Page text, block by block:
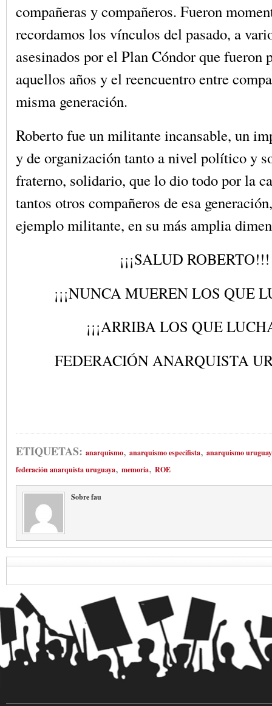
compañeras y compañeros. Fueron
recordamos los vínculos del pasado, a
asesinados por el Plan Cóndor que fueron
aquellos años y el reencuentro entre
misma generación.
Roberto fue un militante incansable, un
y de organización tanto a nivel político y
fraterno, solidario, que lo dio todo por la
tantos otros compañeros de esa
ejemplo militante, en su más amplia
¡¡¡SALUD ROBERTO!!!
¡¡¡NUNCA MUEREN LOS QUE
¡¡¡ARRIBA LOS QUE
FEDERACIÓN ANARQUISTA
ETIQUETAS: anarquismo, anarquismo especifista, anarquismo uruguay
federación anarquista uruguaya, memoria, ROE
Sobre fau